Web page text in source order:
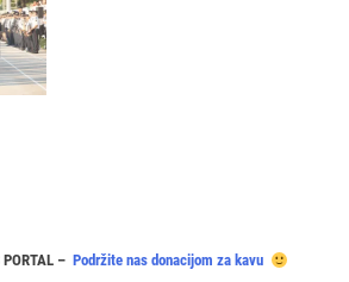
– Podržite nas donacijom za kavu